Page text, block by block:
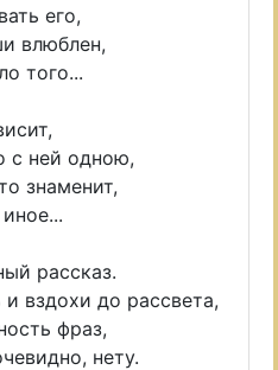
его,
влюблен,
того...
с ней одною,
знаменит,
рассказ.
вздохи до рассвета,
фраз,
нету.